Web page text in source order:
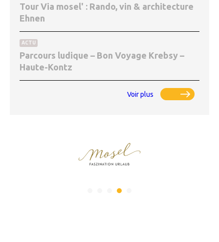
Tour Via mosel' : Rando, vin & architecture
Ehnen
ACTU
Parcours ludique – Bon Voyage Krebsy –
Haute-Kontz
Voir plus